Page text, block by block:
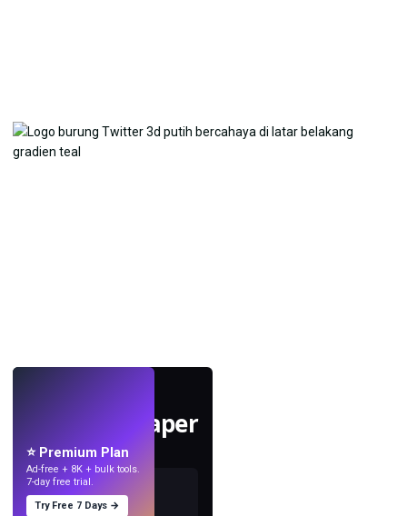
Buat wallpaper
dengan AI.
⭐ Premium Plan
Ad-free + 8K + bulk tools.
7-day free trial.
Try Free 7 Days →